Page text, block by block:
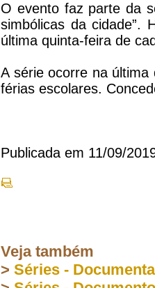
O evento faz parte da
simbólicas da cidade”.
última quinta-feira de
A série ocorre na
férias escolares.
Publicada em 11/09/
Veja também
> Séries -